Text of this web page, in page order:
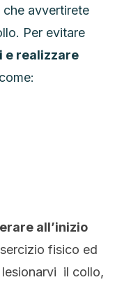
avvertirete
Per evitare
e realizzare
come:
all’inizio
fisico ed
il collo,